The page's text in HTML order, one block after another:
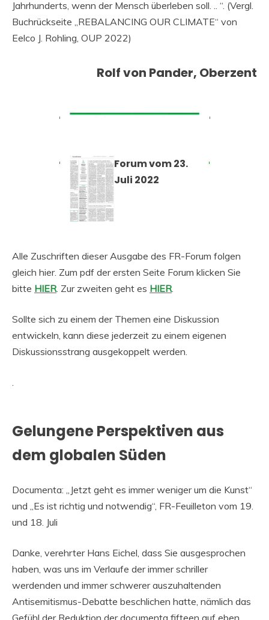
Jahrhunderts, wenn der Mensch überleben soll. .. “. (Vergl.
Buchrückseite „REBALANCING OUR CLIMATE“ von
Eelco J. Rohling, OUP 2022)
Rolf von Pander, Oberzent
Forum vom 23.
Juli 2022
Alle Zuschriften dieser Ausgabe des FR-Forum folgen
gleich hier. Zum pdf der ersten Seite Forum klicken Sie
bitte HIER . Zur zweiten geht es HIER
Sollte sich zu einem der Themen eine Diskussion
entwickeln, kann diese jederzeit zu einem eigenen
Diskussionsstrang ausgekoppelt werden.
Gelungene Perspektiven aus
dem globalen Süden
Documenta: „Jetzt geht es immer weniger um die Kunst“
und „Es ist richtig und notwendig“, FR-Feuilleton vom 19.
und 18. Juli
Danke, verehrter Hans Eichel, dass Sie ausgesprochen
haben, was uns im Verlaufe der immer schriller
werdenden und immer schwerer auszuhaltenden
Antisemitismus-Debatte beschlichen hatte, nämlich das
Gefühl der Reduktion der documenta fifteen auf eben